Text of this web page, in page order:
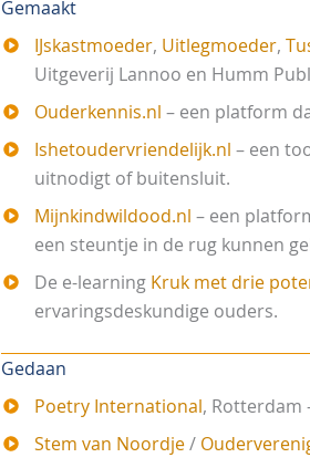
Gemaakt
IJskastmoeder, Uitlegmoeder,
Uitgeverij Lannoo en Humm
Ouderkennis.nl – een platform
Ishetoudervriendelijk.nl – een
uitnodigt of buitensluit.
Mijnkindwildood.nl – een
een steuntje in de rug kunnen
De e-learning Kruk met drie
ervaringsdeskundige ouders.
Gedaan
Poetry International, Rotterdam
Stem van Noordje/